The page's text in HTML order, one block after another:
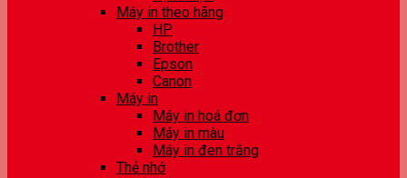
Máy in theo hãng
HP
Brother
Epson
Canon
Máy in
Máy in hoá đơn
Máy in màu
Máy in đen trắng
Thẻ nhớ